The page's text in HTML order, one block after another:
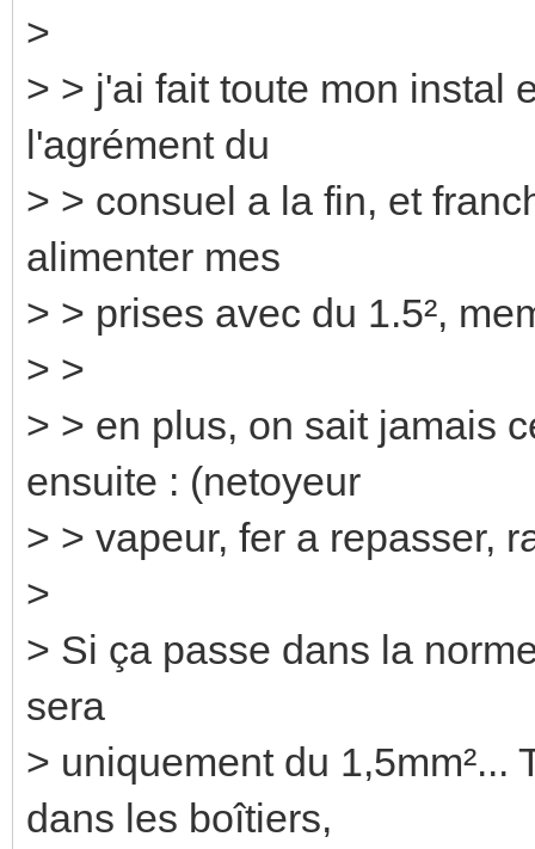
>
> > j'ai fait toute mon instal
l'agrément du
> > consuel a la fin, et
alimenter mes
> > prises avec du 1.5²,
> >
> > en plus, on sait jamais
ensuite : (netoyeur
> > vapeur, fer a repasser,
>
> Si ça passe dans la
sera
> uniquement du 1,5mm²...
dans les boîtiers,